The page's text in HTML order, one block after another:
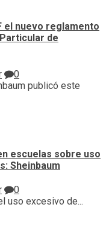
el nuevo reglamento
de
0
publicó este
escuelas sobre uso
Sheinbaum
0
uso excesivo de...